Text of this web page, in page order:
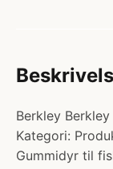
Berkley
Kategori:
Gummidyr til